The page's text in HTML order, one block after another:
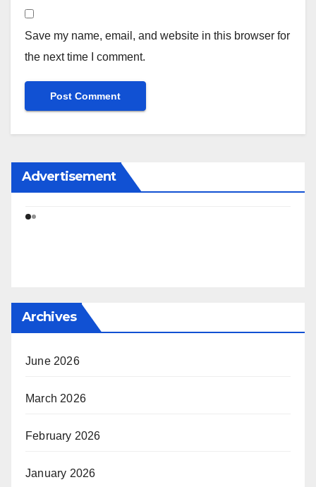
Save my name, email, and website in this browser for
the next time I comment.
Advertisement
Archives
June 2026
March 2026
February 2026
January 2026